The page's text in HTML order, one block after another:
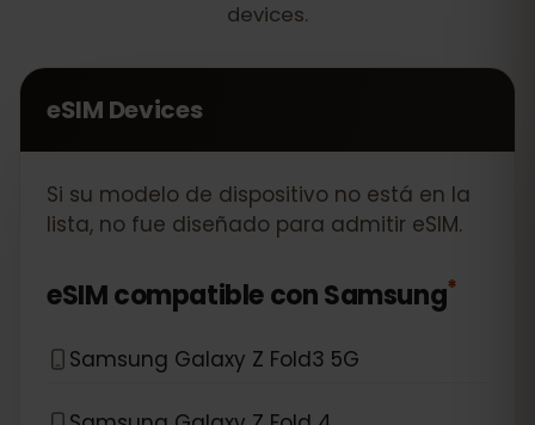
devices.
eSIM Devices
Si su modelo de dispositivo no está en la
lista, no fue diseñado para admitir eSIM.
eSIM compatible conSamsung*
Samsung Galaxy Z Fold3 5G